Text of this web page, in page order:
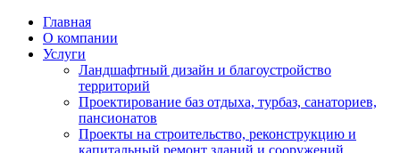
Главная
О компании
Услуги
Ландшафтный дизайн и благоустройство
территорий
Проектирование баз отдыха, турбаз, санаториев,
пансионатов
Проекты на строительство, реконструкцию и
капитальный ремонт зданий и сооружений